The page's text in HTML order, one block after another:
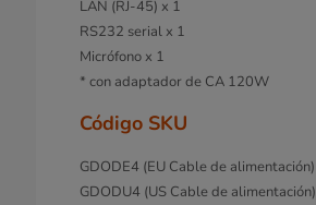
LAN (RJ-45) x 1
RS232 serial x 1
Micrófono x 1
* con adaptador de CA 120W
Código SKU
GDODE4 (EU Cable de alimentación)
GDODU4 (US Cable de alimentación)